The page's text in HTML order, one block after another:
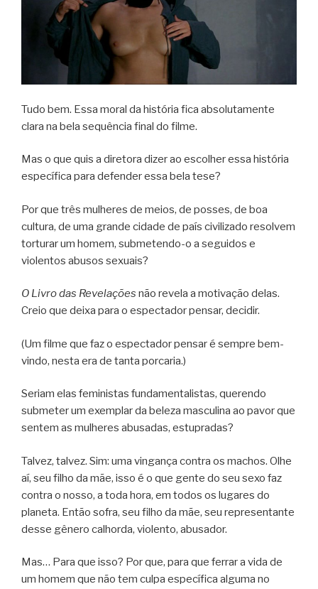
Tudo bem. Essa moral da história fica absolutamente
clara na bela sequência final do filme.
Mas o que quis a diretora dizer ao escolher essa história
específica para defender essa bela tese?
Por que três mulheres de meios, de posses, de boa
cultura, de uma grande cidade de país civilizado resolvem
torturar um homem, submetendo-o a seguidos e
violentos abusos sexuais?
O Livro das Revelações não revela a motivação delas.
Creio que deixa para o espectador pensar, decidir.
(Um filme que faz o espectador pensar é sempre bem-
vindo, nesta era de tanta porcaria.)
Seriam elas feministas fundamentalistas, querendo
submeter um exemplar da beleza masculina ao pavor que
sentem as mulheres abusadas, estupradas?
Talvez, talvez. Sim: uma vingança contra os machos. Olhe
aí, seu filho da mãe, isso é o que gente do seu sexo faz
contra o nosso, a toda hora, em todos os lugares do
planeta. Então sofra, seu filho da mãe, seu representante
desse gênero calhorda, violento, abusador.
Mas… Para que isso? Por que, para que ferrar a vida de
um homem que não tem culpa específica alguma no